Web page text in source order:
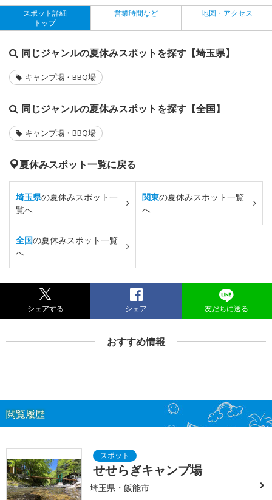
スポット詳細
トップ
営業時間など 地図・アクセス
同じジャンルの夏休みスポットを探す【埼玉県】
キャンプ場・BBQ場
同じジャンルの夏休みスポットを探す【全国】
キャンプ場・BBQ場
夏休みスポット一覧に戻る
埼玉県の夏休みスポット一
覧へ
関東の夏休みスポット一覧
へ
全国の夏休みスポット一覧
へ
シェアする シェア 友だちに送る
おすすめ情報
閲覧履歴
せせらぎキャンプ場
埼玉県・飯能市